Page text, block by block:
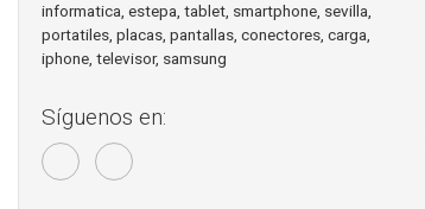
informatica, estepa, tablet, smartphone, sevilla,
portatiles, placas, pantallas, conectores, carga,
iphone, televisor, samsung
Síguenos en: